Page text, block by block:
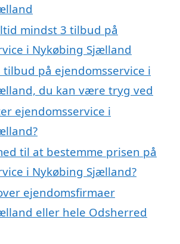
mindst 3 tilbud på
i Nykøbing Sjælland
tilbud på ejendomsservice i
du kan være tryg ved
ejendomsservice i
til at bestemme prisen på
i Nykøbing Sjælland?
ejendomsfirmaer
eller hele Odsherred